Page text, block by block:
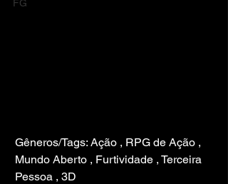
FG
Gêneros/Tags: Ação , RPG de Ação ,
Mundo Aberto , Furtividade , Terceira
Pessoa , 3D